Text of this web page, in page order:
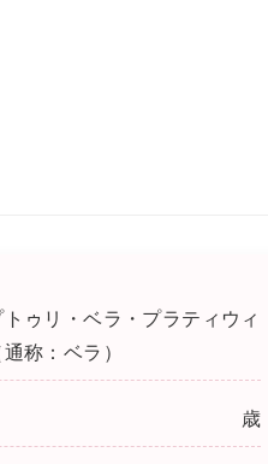
トゥリ・ベラ・プラティウィ
通称：ベラ）
歳